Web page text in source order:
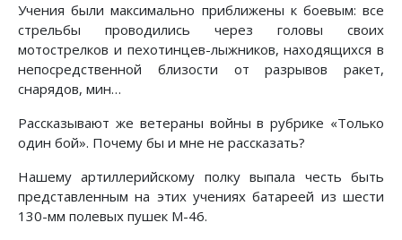
Учения были максимально приближены к боевым: все
стрельбы проводились через головы своих
мотострелков и пехотинцев-лыжников, находящихся в
непосредственной близости от разрывов ракет,
снарядов, мин…
Рассказывают же ветераны войны в рубрике «Только
один бой». Почему бы и мне не рассказать?
Нашему артиллерийскому полку выпала честь быть
представленным на этих учениях батареей из шести
130-мм полевых пушек М-46.